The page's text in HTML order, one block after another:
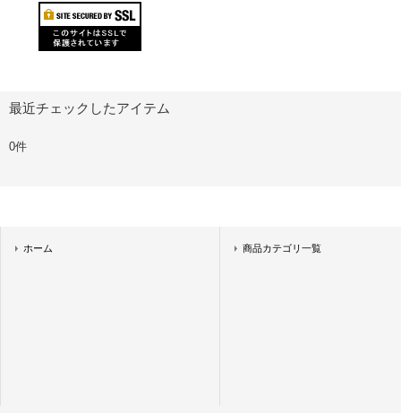
最近チェックしたアイテム
0件
ホーム 商品カテゴリ一覧